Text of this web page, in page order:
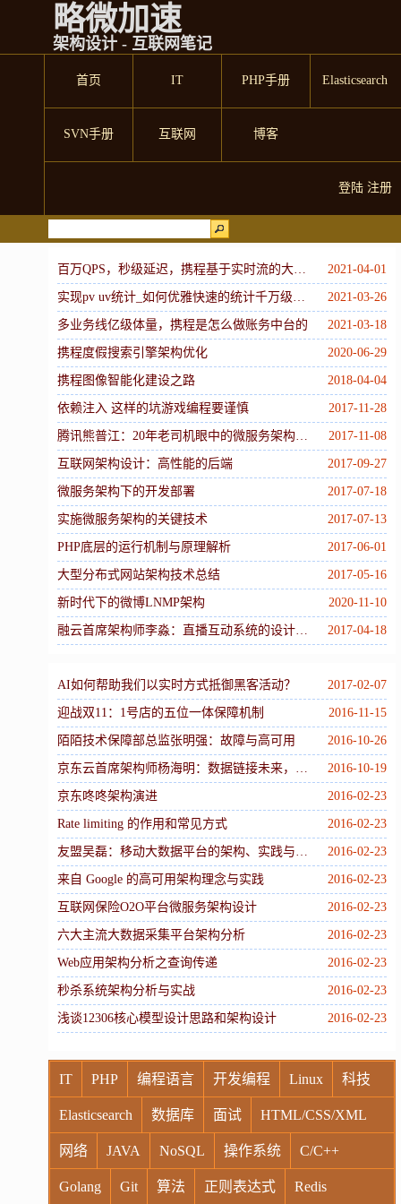
略微加速
架构设计 - 互联网笔记
首页 IT PHP手册 Elasticsearch
SVN手册 互联网 博客
登陆 注册
2021-04-01
百万QPS，秒级延迟，携程基于实时流的大数据基础层建设
2021-03-26
实现pv uv统计_如何优雅快速的统计千万级别uv？
2021-03-18
多业务线亿级体量，携程是怎么做账务中台的
2020-06-29
携程度假搜索引擎架构优化
2018-04-04
携程图像智能化建设之路
2017-11-28
依赖注入 这样的坑游戏编程要谨慎
2017-11-08
腾讯熊普江：20年老司机眼中的微服务架构优势及痛点
2017-09-27
互联网架构设计：高性能的后端
2017-07-18
微服务架构下的开发部署
2017-07-13
实施微服务架构的关键技术
2017-06-01
PHP底层的运行机制与原理解析
2017-05-16
大型分布式网站架构技术总结
2020-11-10
新时代下的微博LNMP架构
2017-04-18
融云首席架构师李淼：直播互动系统的设计与实践
2017-02-07
AI如何帮助我们以实时方式抵御黑客活动？
2016-11-15
迎战双11：1号店的五位一体保障机制
2016-10-26
陌陌技术保障部总监张明强：故障与高可用
2016-10-19
京东云首席架构师杨海明：数据链接未来，云+移动互联网的化学反应
2016-02-23
京东咚咚架构演进
2016-02-23
Rate limiting 的作用和常见方式
2016-02-23
友盟吴磊：移动大数据平台的架构、实践与数据增值
2016-02-23
来自 Google 的高可用架构理念与实践
2016-02-23
互联网保险O2O平台微服务架构设计
2016-02-23
六大主流大数据采集平台架构分析
2016-02-23
Web应用架构分析之查询传递
2016-02-23
秒杀系统架构分析与实战
2016-02-23
浅谈12306核心模型设计思路和架构设计
IT PHP 编程语言 开发编程 Linux 科技
Elasticsearch 数据库 面试 HTML/CSS/XML
网络 JAVA NoSQL 操作系统 C/C++
Golang Git 算法 正则表达式 Redis